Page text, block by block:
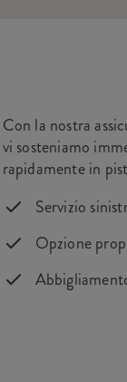
Con la nostra
vi sosteniamo
rapidamente in
Servizio
Opzione